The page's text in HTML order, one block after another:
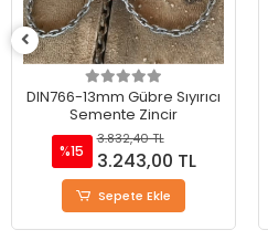
DIN5685-12mm Galvanizsiz
Zincir
%15
1.535,30 TL
1.299,00 TL
Sepete Ekle